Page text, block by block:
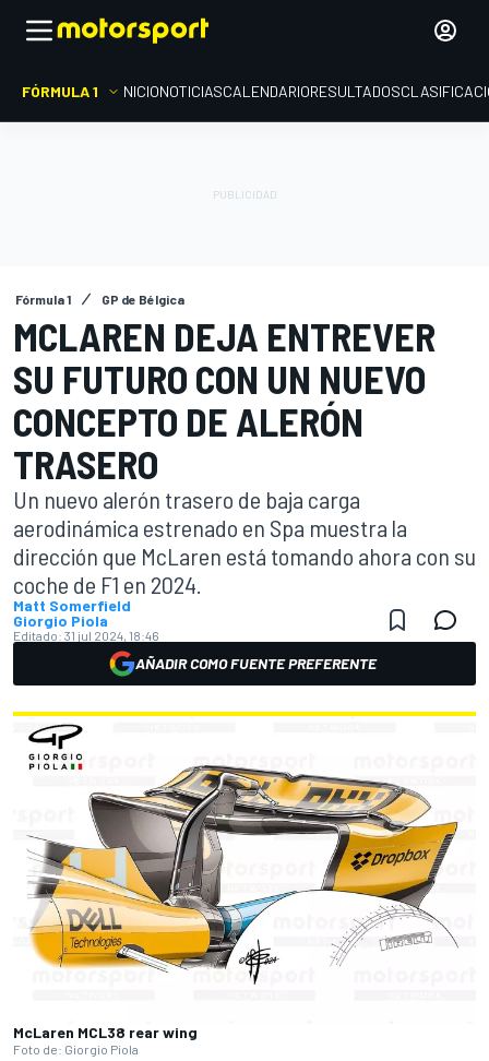
FÓRMULA 1 INICIONOTICIASCALENDARIORESULTADOS
Fórmula 1 GP de Bélgica
MCLAREN DEJA ENTREVER
SU FUTURO CON UN NUEVO
CONCEPTO DE ALERÓN
TRASERO
Un nuevo alerón trasero de baja carga
aerodinámica estrenado en Spa muestra la
dirección que McLaren está tomando ahora con su
coche de F1 en 2024.
Matt Somerfield
Giorgio Piola
Editado: 31 jul 2024, 18:46
AÑADIR COMO FUENTE PREFERENTE
McLaren MCL38 rear wing
Foto de: Giorgio Piola